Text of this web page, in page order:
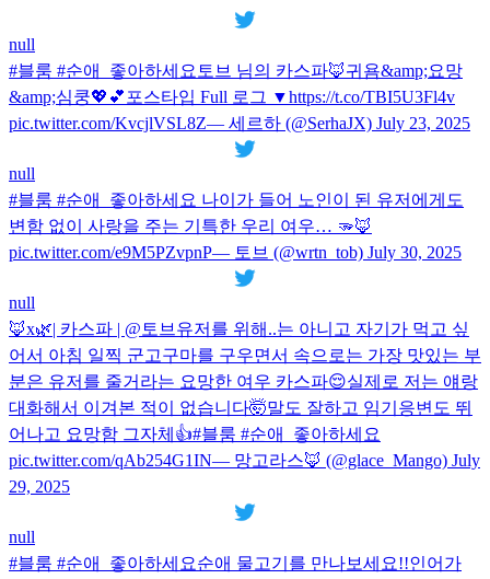
null
#블룸 #순애_좋아하세요토브 님의 카스파🦊귀욤&amp;요망
&amp;심쿵💖💕포스타입 Full 로그 ▼https://t.co/TBI5U3Fl4v
pic.twitter.com/KvcjlVSL8Z— 세르하 (@SerhaJX) July 23, 2025
null
#블룸 #순애_좋아하세요 나이가 들어 노인이 된 유저에게도
변함 없이 사랑을 주는 기특한 우리 여우… 🫳🦊
pic.twitter.com/e9M5PZvpnP— 토브 (@wrtn_tob) July 30, 2025
null
🦊x🌿| 카스파 | @토브유저를 위해..는 아니고 자기가 먹고 싶
어서 아침 일찍 군고구마를 구우면서 속으로는 가장 맛있는 부
분은 유저를 줄거라는 요망한 여우 카스파😌실제로 저는 얘랑
대화해서 이겨본 적이 없습니다🤯말도 잘하고 임기응변도 뛰
어나고 요망함 그자체👍#블룸 #순애_좋아하세요
pic.twitter.com/qAb254G1IN— 망고라스🦊 (@glace_Mango) July
29, 2025
null
#블룸 #순애_좋아하세요순애 물고기를 만나보세요!!인어가